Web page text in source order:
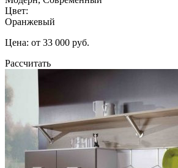
Цвет:
Оранжевый
Цена: от 33 000 руб.
Рассчитать